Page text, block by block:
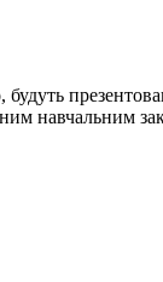
навчальним